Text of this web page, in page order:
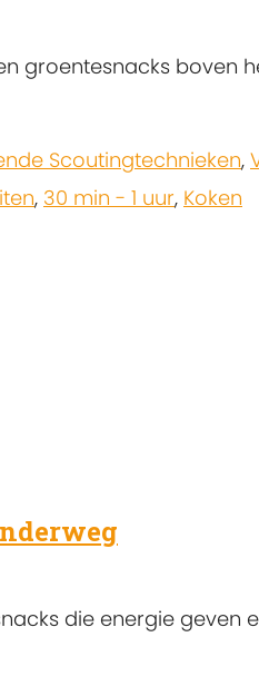
groentesnacks boven
Scoutingtechnieken,
, 30 min - 1 uur, Koken
die energie geven